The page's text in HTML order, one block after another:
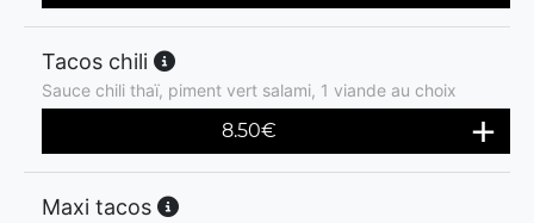
Tacos chili
Sauce chili thaï, piment vert salami, 1 viande au choix
8.50€
Maxi tacos